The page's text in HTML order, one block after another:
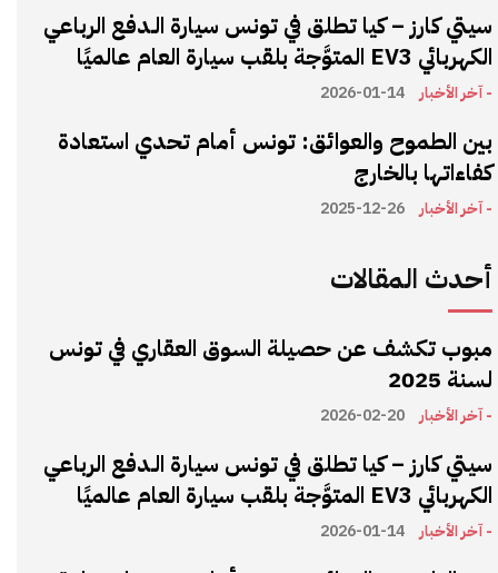
سيتي كارز – كيا تطلق في تونس سيارة الـدفع الرباعي
الكهربائي EV3 المتوَّجة بلقب سيارة العام عالميًا
- آخر الأخبار 2026-01-14
بين الطموح والعوائق: تونس أمام تحدي استعادة
كفاءاتها بالخارج
- آخر الأخبار 2025-12-26
أحدث المقالات
مبوب تكشف عن حصيلة السوق العقاري في تونس
لسنة 2025
- آخر الأخبار 2026-02-20
سيتي كارز – كيا تطلق في تونس سيارة الـدفع الرباعي
الكهربائي EV3 المتوَّجة بلقب سيارة العام عالميًا
- آخر الأخبار 2026-01-14